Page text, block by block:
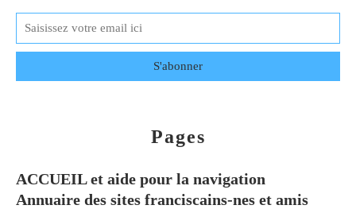
Pages
ACCUEIL et aide pour la navigation
Annuaire des sites franciscains-nes et amis